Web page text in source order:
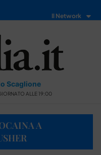
Il Network
Scaglione
ALLE 19:00
A